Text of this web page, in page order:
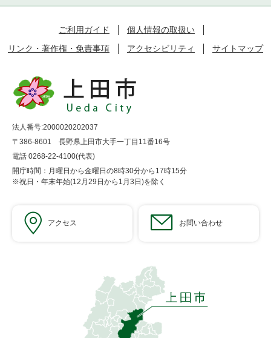
ご利用ガイド
個人情報の取扱い
リンク・著作権・免責事項
アクセシビリティ サイトマップ
法人番号:2000020202037
〒386-8601 長野県上田市大手一丁目11番16号
電話 0268-22-4100(代表)
開庁時間：月曜日から金曜日の8時30分から17時15分
※祝日・年末年始(12月29日から1月3日)を除く
アクセス お問い合わせ